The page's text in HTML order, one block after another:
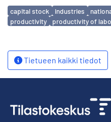
Avainsanat
capital stock industries
productivity
productivity of
Tietueen kaikki tiedot